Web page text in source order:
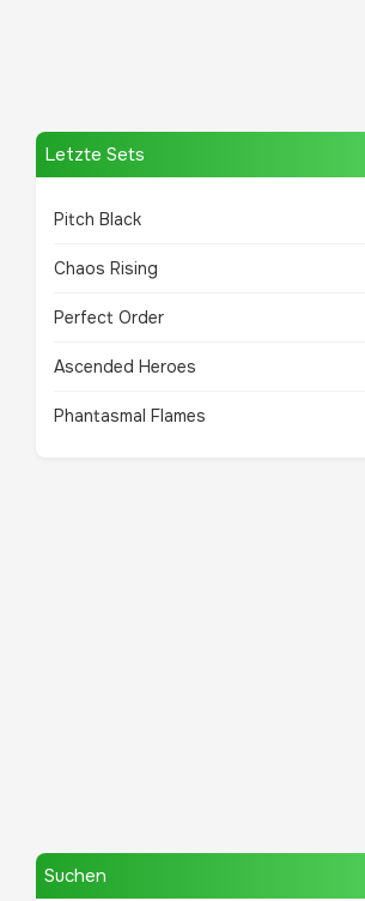
Letzte Sets
Pitch Black
Chaos Rising
Perfect Order
Ascended Heroes
Phantasmal Flames
TOP 10 POKÉMON
Suchen